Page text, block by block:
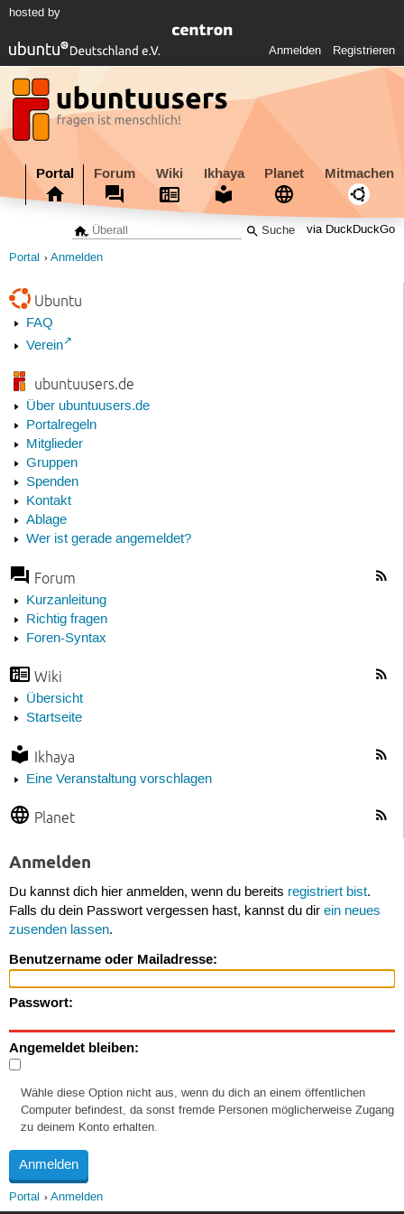
hosted by
Anmelden Registrieren
Portal Forum Wiki Ikhaya Planet Mitmachen
via DuckDuckGo
Portal Anmelden
Ubuntu
FAQ
Verein
ubuntuusers.de
Über ubuntuusers.de
Portalregeln
Mitglieder
Gruppen
Spenden
Kontakt
Ablage
Wer ist gerade angemeldet?
Forum
Kurzanleitung
Richtig fragen
Foren-Syntax
Wiki
Übersicht
Startseite
Ikhaya
Eine Veranstaltung vorschlagen
Planet
Anmelden
Du kannst dich hier anmelden, wenn du bereits registriert bist.
Falls du dein Passwort vergessen hast, kannst du dir ein neues
zusenden lassen.
Benutzername oder Mailadresse:
Passwort:
Angemeldet bleiben:
Wähle diese Option nicht aus, wenn du dich an einem öffentlichen
Computer befindest, da sonst fremde Personen möglicherweise Zugang
zu deinem Konto erhalten.
Portal Anmelden